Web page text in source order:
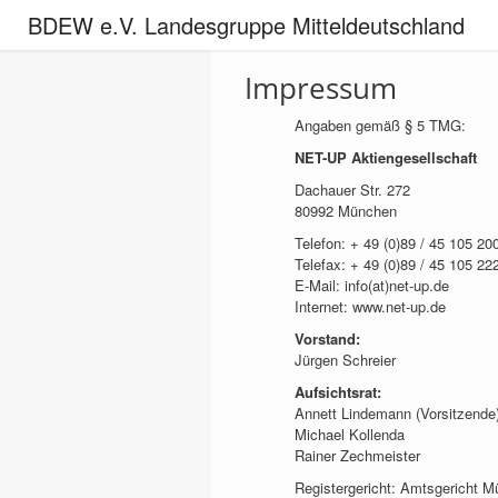
BDEW e.V. Landesgruppe Mitteldeutschland
Impressum
Angaben gemäß § 5 TMG:
NET-UP Aktiengesellschaft
Dachauer Str. 272
80992 München
Telefon: + 49 (0)89 / 45 105
Telefax: + 49 (0)89 / 45 105
E-Mail: info(at)net-up.de
Internet: www.net-up.de
Vorstand:
Jürgen Schreier
Aufsichtsrat:
Annett Lindemann
Michael Kollenda
Rainer Zechmeister
Registergericht: Amtsgericht